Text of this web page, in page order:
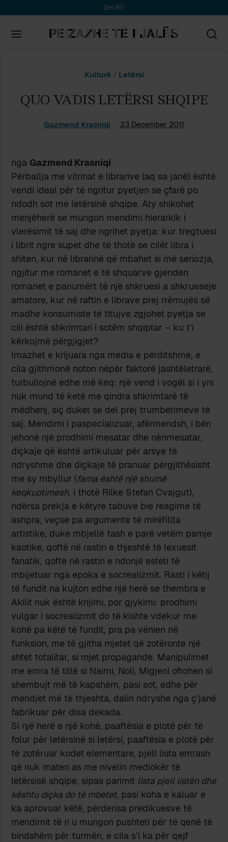
DHURO
Kulturë / Letërsi
QUO VADIS LETËRSI SHQIPE
Gazmend Krasniqi 23 December 2011
nga Gazmend Krasniqi
Përballja me vitrinat e librarive (aq sa janë) është
vendi ideal për të ngritur pyetjen se çfarë po
ndodh sot me letërsinë shqipe. Aty shikohet
menjëherë se mungon mendimi hierarkik i
vlerësimit të saj dhe ngrihet pyetja: kur tregtuesi
i librit ngre supet dhe të thotë se cilët libra i
shiten, kur në librarinë që mbahet si më seriozja,
ngjitur me romanet e të shquarve gjenden
romanet e panumërt të një shkruesi a shkrueseje
amatore, kur në raftin e librave prej rrëmujës së
madhe konsumiste të titujve zgjohet pyetja se
cili është shkrimtari i sotëm shqiptar – ku t’i
kërkojmë përgjigjet?
Imazhet e krijuara nga media e përditshme, e
cila gjithmonë noton nëpër faktorë jashtëletrarë,
turbullojnë edhe më keq: një vend i vogël si i yni
nuk mund të ketë me qindra shkrimtarë të
mëdhenj, siç duket se del prej trumbetimeve të
saj. Mendimi i paspecializuar, afërmendsh, i bën
jehonë një prodhimi mesatar dhe nënmesatar,
diçkaje që është artikuluar për arsye të
ndryshme dhe diçkaje të pranuar përgjithësisht
me sy mbyllur (fama është një shumë
keqkuptimesh, i thotë Rilke Stefan Cvajgut),
ndërsa prekja e këtyre tabuve bie reagime të
ashpra, veçse pa argumente të mirëfillta
artistike, duke mbjellë tash e parë vetëm pamje
kaotike, qoftë në rastin e thjeshtë të lexuesit
fanatik, qoftë në rastin e ndonjë esteti të
mbijetuar nga epoka e socrealizmit. Rasti i këtij
të fundit na kujton edhe një herë se thembra e
Akilit nuk është krijimi, por gjykimi: prodhimi
vulgar i socrealizmit do të kishte vdekur me
kohë pa këtë të fundit, pra pa vënien në
funksion, me të gjitha mjetet që zotëronte një
shtet totalitar, si mjet propagande. Manipulimet
me emra të tillë si Naimi, Noli, Migjeni ofrohen si
shembujt më të kapshëm, pasi sot, edhe për
mendjet më të thjeshta, dalin ndryshe nga ç’janë
fabrikuar për disa dekada.
Si një herë e një kohë, paaftësia e plotë për të
folur për letërsinë si letërsi, paaftësia e plotë për
të zotëruar kodet elementare, pjell lista emrash
që nuk maten as me nivelin mediokër të
letërsisë shqipe, sipas parimit lista pjell listën dhe
kështu diçka do të mbetet, pasi koha e kaluar e
ka aprovuar këtë, përderisa predikuesve të
mendimit të ri u mungon pushteti për të qenë të
bindshëm për turmën, e cila s’i ka për qejf